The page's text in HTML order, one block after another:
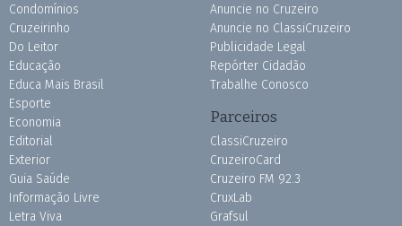
Condomínios
Cruzeirinho
Do Leitor
Educação
Educa Mais Brasil
Esporte
Economia
Editorial
Exterior
Guia Saúde
Informação Livre
Letra Viva
Anuncie no Cruzeiro
Anuncie no ClassiCruzeiro
Publicidade Legal
Repórter Cidadão
Trabalhe Conosco
Parceiros
ClassiCruzeiro
CruzeiroCard
Cruzeiro FM 92.3
CruxLab
Grafsul